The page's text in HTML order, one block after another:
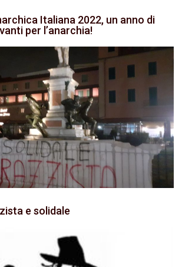
Italiana 2022, un anno di
per l’anarchia!
e solidale